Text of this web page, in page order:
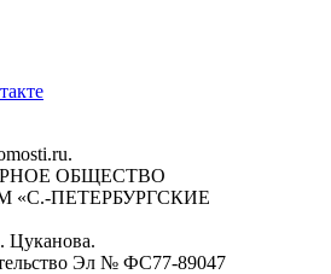
ОБЩЕСТВО
«С.-ПЕТЕРБУРГСКИЕ
Цуканова.
Эл № ФС77-89047